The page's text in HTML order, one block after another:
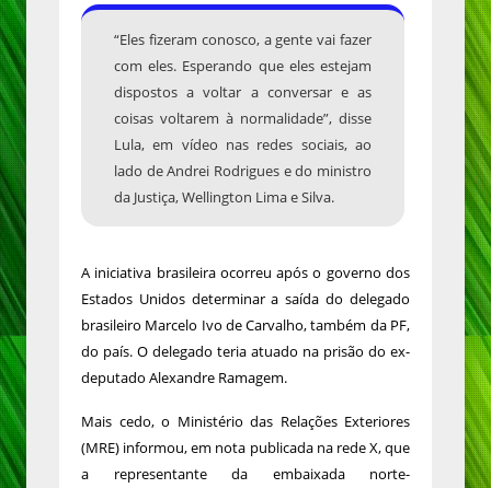
“Eles fizeram conosco, a gente vai fazer
com eles. Esperando que eles estejam
dispostos a voltar a conversar e as
coisas voltarem à normalidade”, disse
Lula, em vídeo nas redes sociais, ao
lado de Andrei Rodrigues e do ministro
da Justiça, Wellington Lima e Silva.
A iniciativa brasileira ocorreu após o governo dos
Estados Unidos determinar a saída do delegado
brasileiro Marcelo Ivo de Carvalho, também da PF,
do país. O delegado teria atuado na prisão do ex-
deputado Alexandre Ramagem.
Mais cedo, o Ministério das Relações Exteriores
(MRE) informou, em nota publicada na rede X, que
a representante da embaixada norte-